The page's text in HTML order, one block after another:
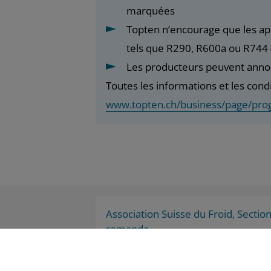
marquées
Topten n’encourage que les
tels que R290, R600a ou R744
Les producteurs peuvent
Toutes les informations et les
www.topten.ch/business/page/
Association Suisse du Froid, Section
romande